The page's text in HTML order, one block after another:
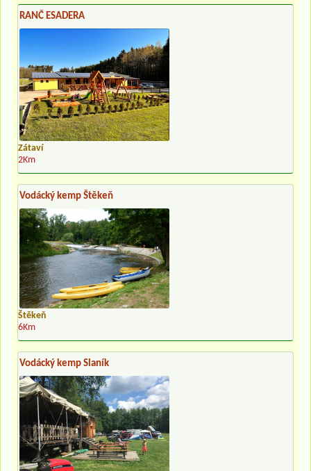
RANČ ESADERA
Zátaví
2Km
Vodácký kemp Štěkeň
Štěkeň
6Km
Vodácký kemp Slaník